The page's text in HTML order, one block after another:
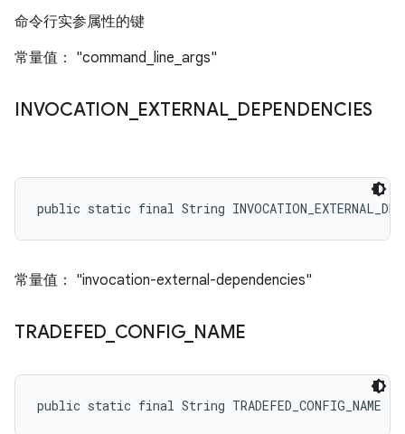
命令行实参属性的键
常量值： "command_line_args"
INVOCATION EXTERNAL_ DEPENDENCIES
public static final String
常量值： "invocation-external-dependencies"
TRADEFED CONFIG_ NAME
public static final String TRADEFED_CONFIG_NAME